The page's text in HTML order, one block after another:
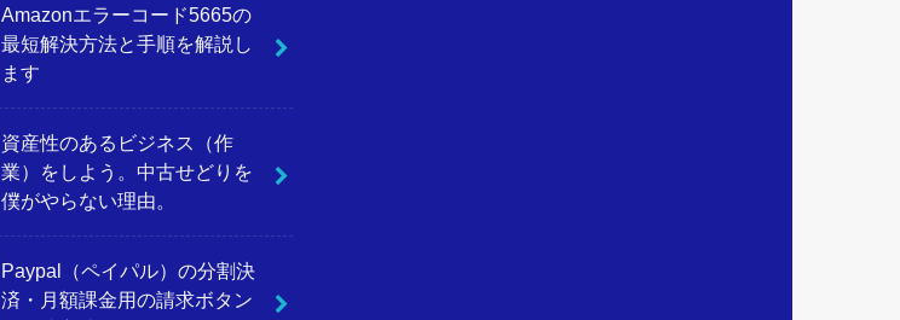
Amazonエラーコード5665の
最短解決方法と手順を解説し
ます
資産性のあるビジネス（作
業）をしよう。中古せどりを
僕がやらない理由。
Paypal（ペイパル）の分割決
済・月額課金用の請求ボタン